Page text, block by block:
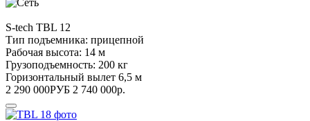
S-tech TBL 12
Тип подъемника: прицепной
Рабочая высота: 14 м
Грузоподъемность: 200 кг
Горизонтальный вылет 6,5 м
2 290 000РУБ 2 740 000р.